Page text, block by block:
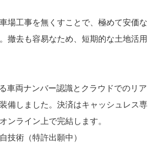
場工事を無くすことで、極めて安価な
撤去も容易なため、短期的な土地活用
車両ナンバー認識とクラウドでのリア
備しました。決済はキャッシュレス専
ンライン上で完結します。
技術（特許出願中）